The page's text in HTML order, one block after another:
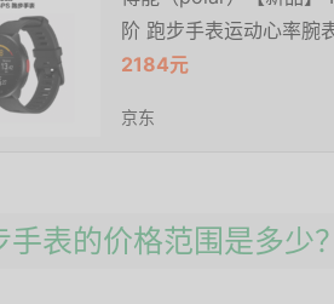
阶 跑步手表运动心率腕
2184元
京东
手表的价格范围是多少